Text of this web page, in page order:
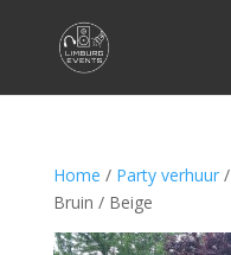
Home / Party verhuur/
Bruin / Beige